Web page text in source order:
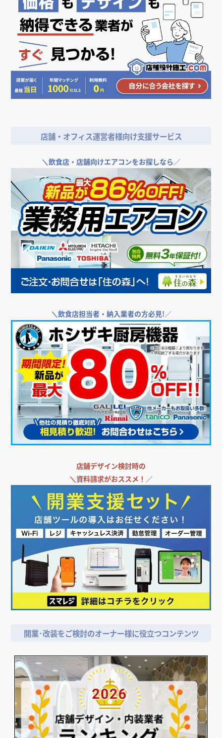
店舗・オフィス運営者様向け支援サービス
＼飲食店・店舗向けエアコンをお探しなら／
＼飲食店担当者・納入業者の方必見!／
店舗デザイン検討時の
＼資料請求がおススメ！／
開業･改装をご検討のオーナー様に役立つコンテンツ